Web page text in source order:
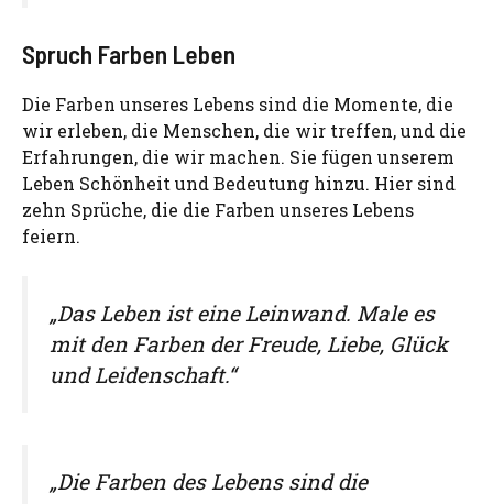
Spruch Farben Leben
Die Farben unseres Lebens sind die Momente, die
wir erleben, die Menschen, die wir treffen, und die
Erfahrungen, die wir machen. Sie fügen unserem
Leben Schönheit und Bedeutung hinzu. Hier sind
zehn Sprüche, die die Farben unseres Lebens
feiern.
„Das Leben ist eine Leinwand. Male es
mit den Farben der Freude, Liebe, Glück
und Leidenschaft.“
„Die Farben des Lebens sind die